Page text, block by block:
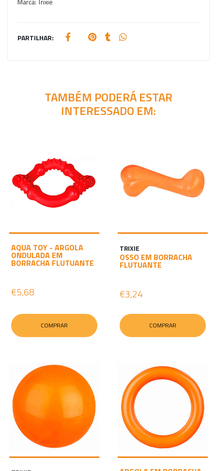
PARTILHAR:
TAMBÉM PODERÁ ESTAR
INTERESSADO EM:
AQUA TOY - ARGOLA
ONDULADA EM
BORRACHA FLUTUANTE
€5,68
COMPRAR
TRIXIE
OSSO EM BORRACHA
FLUTUANTE
€3,24
COMPRAR